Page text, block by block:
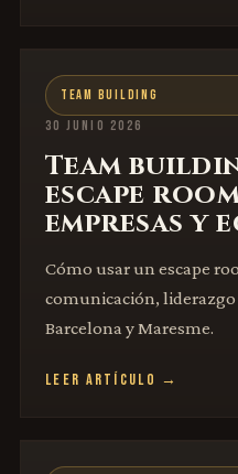
TEAM BUILDING
30 JUNIO 2026
Team
escape
empresas y
Cómo usar un escape
comunicación, liderazgo
Barcelona y Maresme.
LEER ARTÍCULO →